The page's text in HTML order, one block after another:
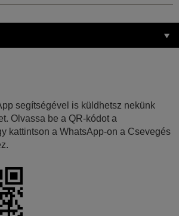
segítségével is küldhetsz nekünk
Olvassa be a QR-kódot a
kattintson a WhatsApp-on a Csevegés